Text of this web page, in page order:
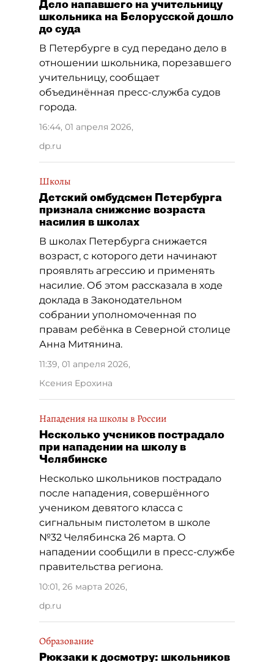
Дело напавшего на учительницу
школьника на Белорусской дошло
до суда
В Петербурге в суд передано дело в
отношении школьника, порезавшего
учительницу, сообщает
объединённая пресс-служба судов
города.
16:44, 01 апреля 2026,
dp.ru
Школы
Детский омбудсмен Петербурга
признала снижение возраста
насилия в школах
В школах Петербурга снижается
возраст, с которого дети начинают
проявлять агрессию и применять
насилие. Об этом рассказала в ходе
доклада в Законодательном
собрании уполномоченная по
правам ребёнка в Северной столице
Анна Митянина.
11:39, 01 апреля 2026,
Ксения Ерохина
Нападения на школы в России
Несколько учеников пострадало
при нападении на школу в
Челябинске
Несколько школьников пострадало
после нападения, совершённого
учеником девятого класса с
сигнальным пистолетом в школе
№32 Челябинска 26 марта. О
нападении сообщили в пресс-службе
правительства региона.
10:01, 26 марта 2026,
dp.ru
Образование
Рюкзаки к досмотру: школьников